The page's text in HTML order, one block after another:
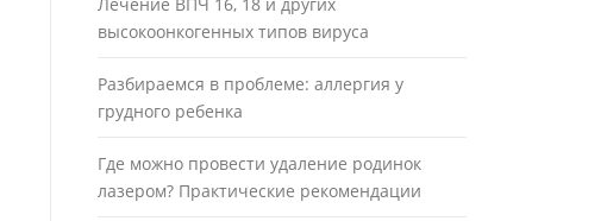
высокоонкогенных типов вируса
Разбираемся в проблеме: аллергия у
грудного ребенка
Где можно провести удаление родинок
лазером? Практические рекомендации